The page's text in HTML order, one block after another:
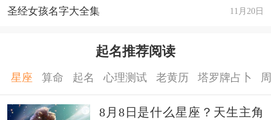
11月20日
圣经女孩名字大全集
起名推荐阅读
星座 算命 起名 心理测试 老黄历 塔罗牌占卜
8月8日是什么星座？天生主角